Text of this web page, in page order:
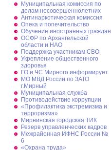
Муниципальная комиссия по
делам несовершеннолетних
Антинаркотическая комиссия
Опека и попечительство
Обучение иностранных граждан
ОСФР по Архангельской
области и НАО
Поддержка участникам СВО
Укрепление общественного
здоровья
ГО и ЧС Мирного информирует
МО МВД России по ЗАТО
г.Мирный
Муниципальная cлужба
Противодействие коррупции
«Профилактика экстремизма и
терроризма»
Мирнинская городская ТИК
Резерв управленческих кадров
Межрайонная ИФНС России №
6
«Охрана труда»